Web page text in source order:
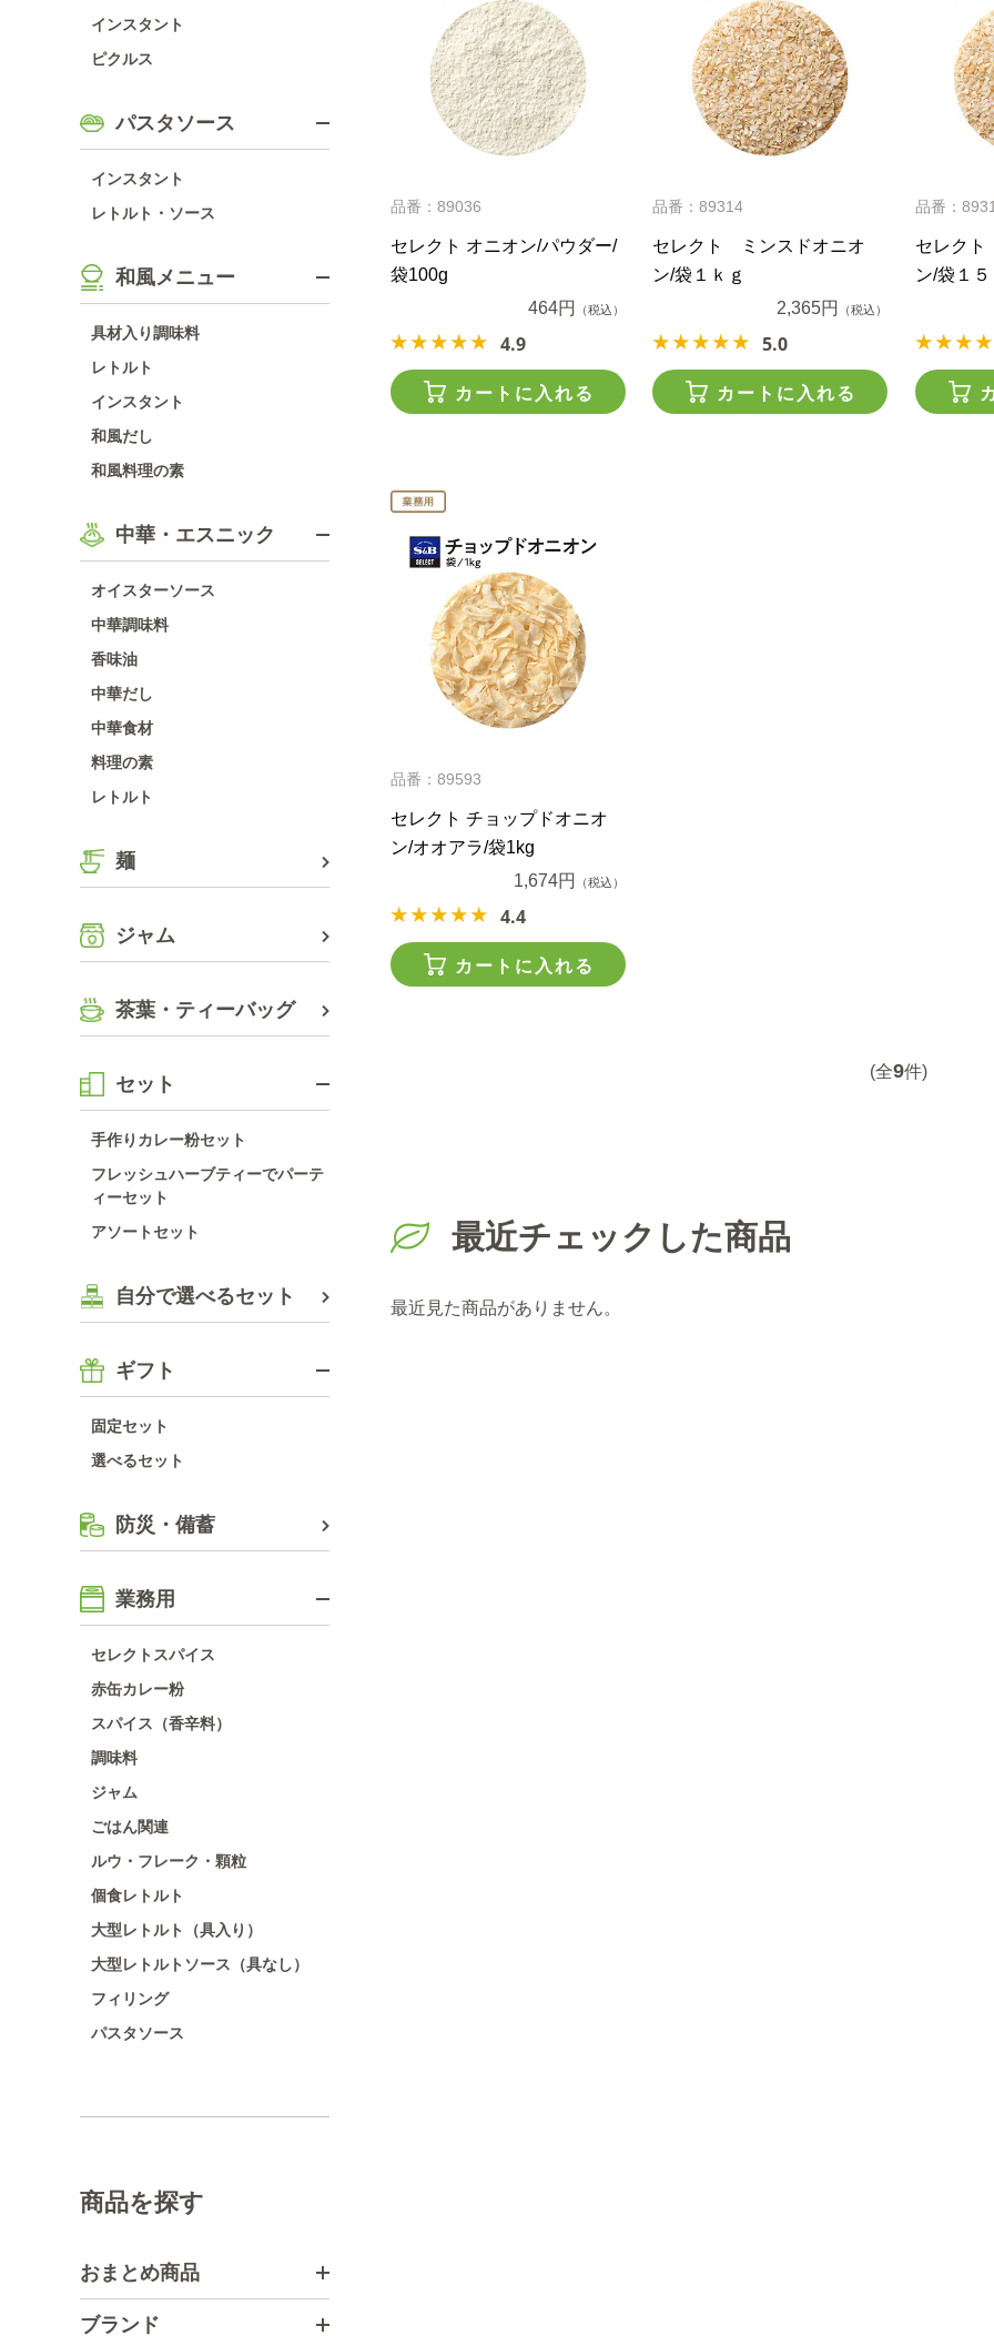
インスタント
ピクルス
パスタソース
インスタント
レトルト・ソース
和風メニュー
具材入り調味料
レトルト
インスタント
和風だし
和風料理の素
中華・エスニック
オイスターソース
中華調味料
香味油
中華だし
中華食材
料理の素
レトルト
麺
ジャム
茶葉・ティーバッグ
セット
手作りカレー粉セット
フレッシュハーブティーでパーテ
ィーセット
アソートセット
自分で選べるセット
ギフト
固定セット
選べるセット
防災・備蓄
業務用
セレクトスパイス
赤缶カレー粉
スパイス（香辛料）
調味料
ジャム
ごはん関連
ルウ・フレーク・顆粒
個食レトルト
大型レトルト（具入り）
大型レトルトソース（具なし）
フィリング
パスタソース
商品を探す
おまとめ商品
ブランド
品番：89036
セレクト オニオン/パウダー/
袋100g
464円
（税込）
4.9
カートに入れる
品番：89314
セレクト ミンスドオニオ
ン/袋１ｋｇ
2,365円
（税込）
5.0
カートに入れる
品番：
セレク
ン/袋１５
品番：89593
セレクト チョップドオニオ
ン/オオアラ/袋1kg
1,674円
（税込）
4.4
カートに入れる
(全9件)
最近チェックした商品
最近見た商品がありません。